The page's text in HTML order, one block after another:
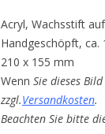
Acryl, Wachsstift
Handgeschöpft, ca.
210 x 155 mm
Wenn Sie dieses
zzgl.Versandkosten.
Beachten Sie bitte